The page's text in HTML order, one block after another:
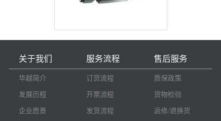
关于我们
华越简介
发展历程
企业愿景
服务流程
订货流程
开票流程
发货流程
售后服务
质保政策
货物检验
返修/退换货